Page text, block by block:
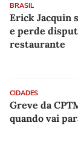
BRASIL
Erick Jacquin
e perde
restaurante
CIDADES
Greve da
quando vai